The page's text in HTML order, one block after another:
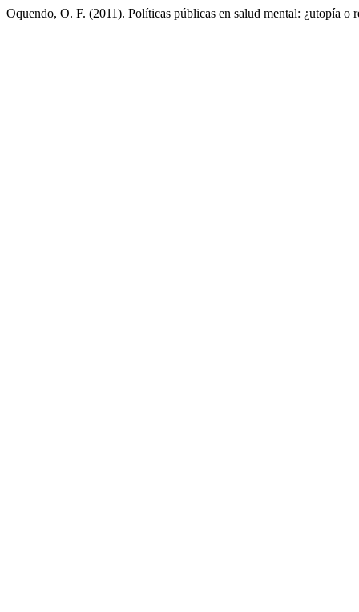
Oquendo, O. F. (2011). Políticas públicas en salud mental: ¿utopía o